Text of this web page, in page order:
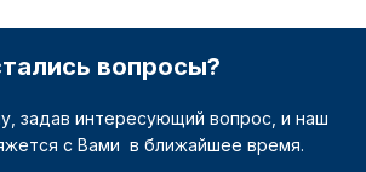
вопросы?
задав интересующий вопрос, и наш
с Вами в ближайшее время.